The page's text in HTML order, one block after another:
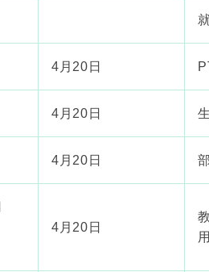
4月20日
4月20日
4月20日
4月20日
用